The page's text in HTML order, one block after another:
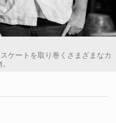
ケートを取り巻くさまざまなカ